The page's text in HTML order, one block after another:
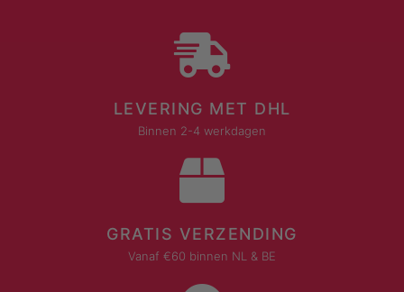
LEVERING MET DHL
Binnen 2-4 werkdagen
GRATIS VERZENDING
Vanaf €60 binnen NL & BE